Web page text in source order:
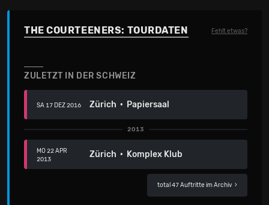
THE COURTEENERS: TOURDATEN Fehlt etwas?
ZULETZT IN DER SCHWEIZ
SA 17 DEZ 2016 Zürich · Papiersaal
2013
MO 22 APR
2013
Zürich · Komplex Klub
total 47 Auftritte im Archiv ›